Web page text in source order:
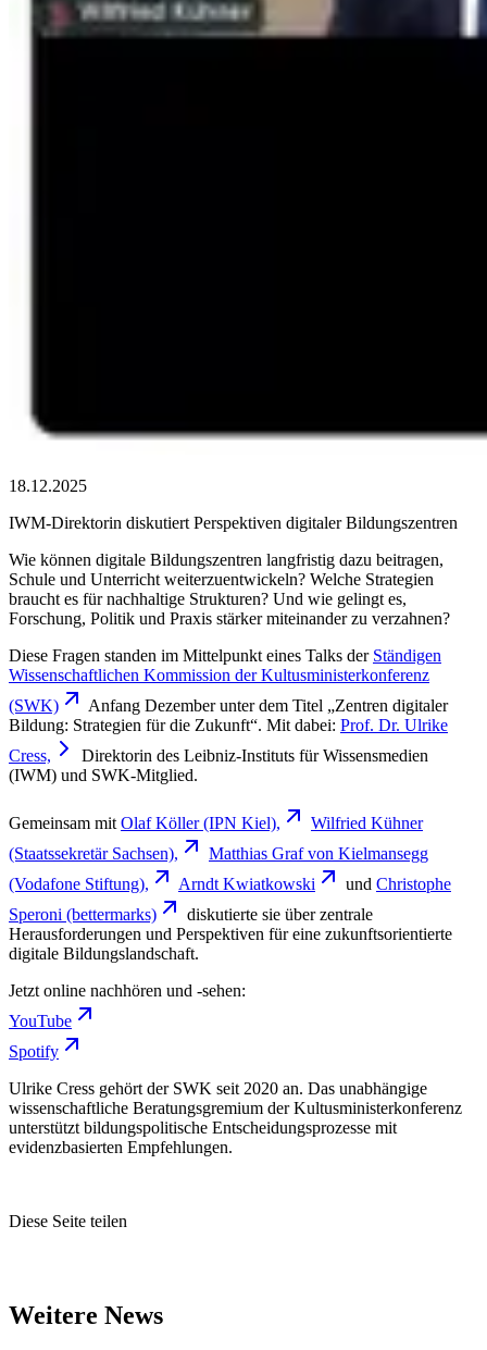
18.12.2025
IWM-Direktorin diskutiert Perspektiven digitaler Bildungszentren
Wie können digitale Bildungszentren langfristig dazu beitragen,
Schule und Unterricht weiterzuentwickeln? Welche Strategien
braucht es für nachhaltige Strukturen? Und wie gelingt es,
Forschung, Politik und Praxis stärker miteinander zu verzahnen?
Diese Fragen standen im Mittelpunkt eines Talks der Ständigen
Wissenschaftlichen Kommission der Kultusministerkonferenz
(SWK)
Anfang Dezember unter dem Titel „Zentren digitaler
Bildung: Strategien für die Zukunft“. Mit dabei: Prof. Dr. Ulrike
Cress,
Direktorin des Leibniz-Instituts für Wissensmedien
(IWM) und SWK-Mitglied.
Gemeinsam mit Olaf Köller (IPN Kiel),
Wilfried Kühner
(Staatssekretär Sachsen),
Matthias Graf von Kielmansegg
(Vodafone Stiftung), Arndt Kwiatkowski und Christophe
Speroni (bettermarks)
diskutierte sie über zentrale
Herausforderungen und Perspektiven für eine zukunftsorientierte
digitale Bildungslandschaft.
Jetzt online nachhören und -sehen:
YouTube
Spotify
Ulrike Cress gehört der SWK seit 2020 an. Das unabhängige
wissenschaftliche Beratungsgremium der Kultusministerkonferenz
unterstützt bildungspolitische Entscheidungsprozesse mit
evidenzbasierten Empfehlungen.
Diese Seite teilen
Weitere News